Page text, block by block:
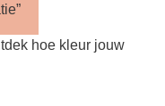
hoe kleur jouw